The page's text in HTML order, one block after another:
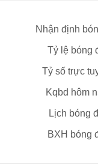
Nhận định
Tỷ lệ bóng
Tỷ số trực
Kqbd hôm
Lịch bóng
BXH bóng